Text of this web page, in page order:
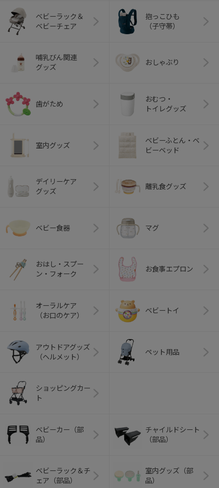
ベビーラック＆
ベビーチェア
抱っこひも
（子守帯）
哺乳びん関連
グッズ
おしゃぶり
歯がため
おむつ・
トイレグッズ
室内グッズ
ベビーふとん・ベ
ビーベッド
デイリーケア
グッズ
離乳食グッズ
ベビー食器 マグ
おはし・スプー
ン・フォーク
お食事エプロン
オーラルケア
（お口のケア）
ベビートイ
アウトドアグッズ
（ヘルメット）
ペット用品
ショッピングカー
ト
ベビーカー（部
品）
チャイルドシート
（部品）
ベビーラック＆チ
ェア（部品）
室内グッズ（部
品）